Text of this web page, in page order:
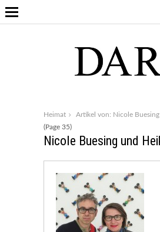
Heimat
Artikel von: Nicole
(Page 35)
Nicole Buesing und